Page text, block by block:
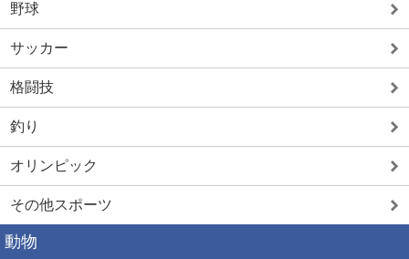
野球
サッカー
格闘技
釣り
オリンピック
その他スポーツ
動物